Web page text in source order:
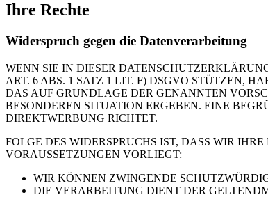
Ihre Rechte
Widerspruch gegen die Datenverarbeitung
WENN SIE IN DIESER
ART. 6 ABS. 1 SATZ 1 LIT. F) DSGVO STÜTZEN,
DAS AUF GRUNDLAGE DER GENANNTEN
BESONDEREN SITUATION ERGEBEN. EINE
DIREKTWERBUNG RICHTET.
FOLGE DES WIDERSPRUCHS IST, DASS WIR
VORAUSSETZUNGEN VORLIEGT:
WIR KÖNNEN ZWINGENDE
DIE VERARBEITUNG DIENT DER